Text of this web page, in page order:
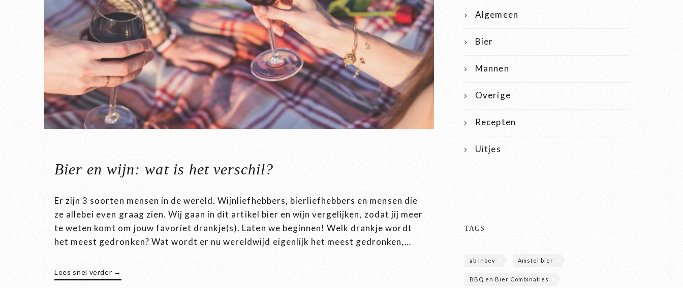
Bier en wijn: wat is het verschil?
Er zijn 3 soorten mensen in de wereld. Wijnliefhebbers, bierliefhebbers en mensen die
ze allebei even graag zien. Wij gaan in dit artikel bier en wijn vergelijken, zodat jij meer
te weten komt om jouw favoriet drankje(s). Laten we beginnen! Welk drankje wordt
het meest gedronken? Wat wordt er nu wereldwijd eigenlijk het meest gedronken,…
Lees snel verder →
Algemeen
Bier
Mannen
Overige
Recepten
Uitjes
TAGS
ab inbev Amstel bier
BBQ en Bier Combinaties